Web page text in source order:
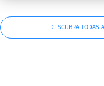
DESCUBRA TODAS